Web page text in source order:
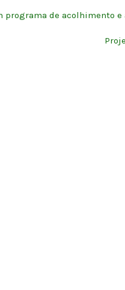
programa de acolhimento